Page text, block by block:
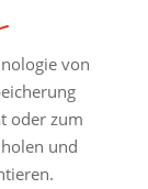
von
oder zum
und